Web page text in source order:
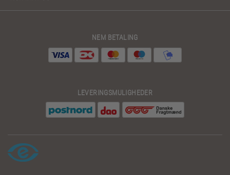
NEM BETALING
LEVERINGSMULIGHEDER